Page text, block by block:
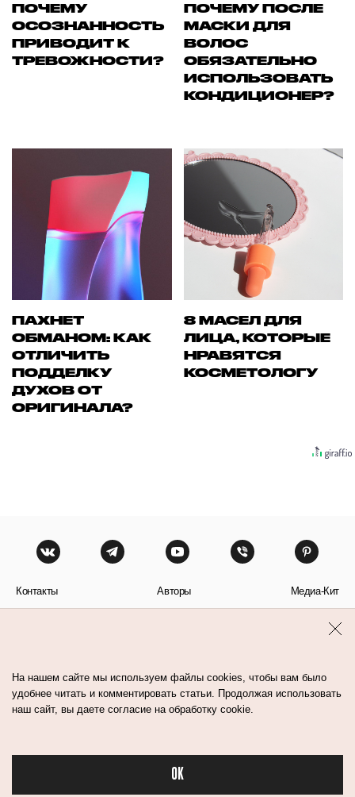
ПОЧЕМУ
ОСОЗНАННОСТЬ
ПРИВОДИТ К
ТРЕВОЖНОСТИ?
ПОЧЕМУ ПОСЛЕ
МАСКИ ДЛЯ
ВОЛОС
ОБЯЗАТЕЛЬНО
ИСПОЛЬЗОВАТЬ
КОНДИЦИОНЕР?
ПАХНЕТ
ОБМАНОМ: КАК
ОТЛИЧИТЬ
ПОДДЕЛКУ
ДУХОВ ОТ
ОРИГИНАЛА?
8 МАСЕЛ ДЛЯ
ЛИЦА, КОТОРЫЕ
НРАВЯТСЯ
КОСМЕТОЛОГУ
Контакты Авторы Медиа-Кит
На нашем сайте мы используем файлы cookies, чтобы вам было
удобнее читать и комментировать статьи. Продолжая использовать
наш сайт, вы даете согласие на обработку cookie.
OK